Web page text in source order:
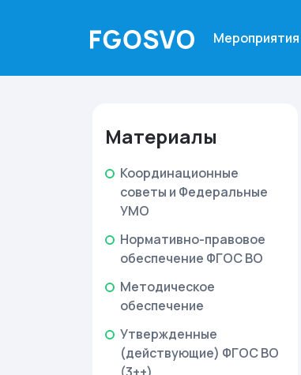
Мероприятия
Материалы
Координационные
советы и Федеральные
УМО
Нормативно-правовое
обеспечение ФГОС ВО
Методическое
обеспечение
Утвержденные
(действующие) ФГОС ВО